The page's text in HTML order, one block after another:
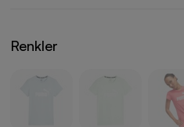
Renkler